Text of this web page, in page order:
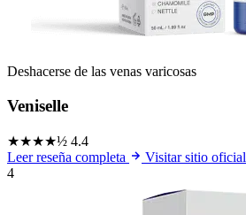
Deshacerse de las venas varicosas
Veniselle
★★★★½ 4.4
Leer reseña completa
Visitar sitio oficial
4